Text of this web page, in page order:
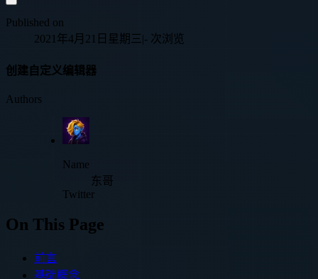
Published on
2021年4月21日星期三|- 次浏览
创建自定义编辑器
Authors
Name
东哥
Twitter
On This Page
前言
基础概念